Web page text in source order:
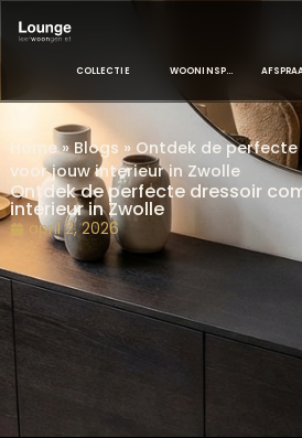
Home»Blogs»Ontdek de
voor jouw interieur in Zwolle
Ontdek de perfecte
interieur in Zwolle
april 2, 2026